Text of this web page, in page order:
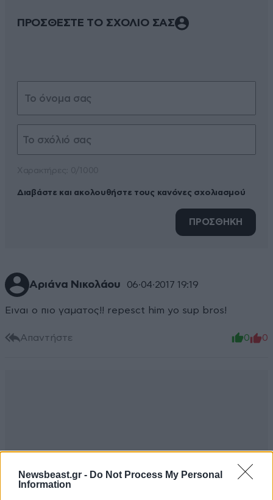
Newsbeast.gr - Do Not Process My Personal
Information
ΠΡΟΣΘΕΣΤΕ ΤΟ ΣΧΟΛΙΟ ΣΑΣ
Διαβάστε και ακολουθήστε τους κανόνες σχολιασμού
ΠΡΟΣΘΗΚΗ
Αριάνα Νικολάου 06·04·2017 19:19
Ειναι ο πιο γαματος!! repesct him yo sup bros!
Απαντήστε 0 0